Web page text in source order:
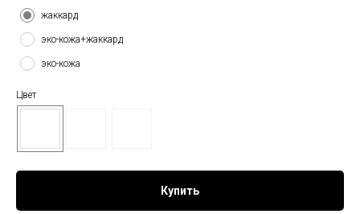
жаккард
эко-кожа+жаккард
эко-кожа
Цвет
Купить